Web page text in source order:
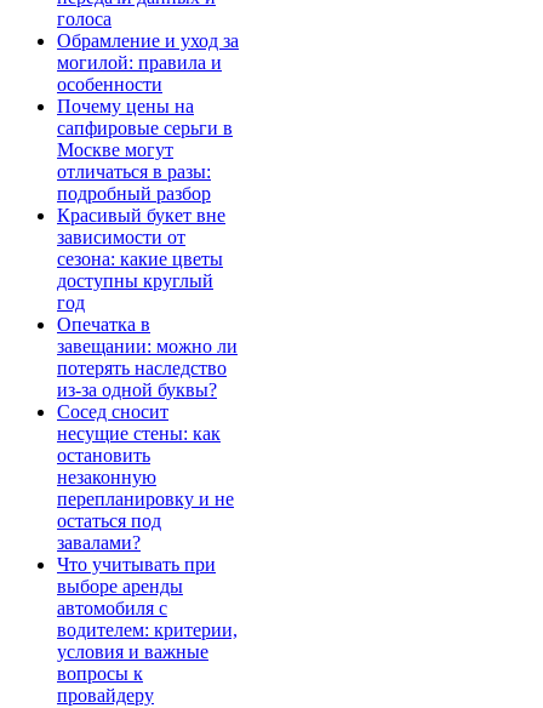
голоса
Обрамление и уход за
могилой: правила и
особенности
Почему цены на
сапфировые серьги в
Москве могут
отличаться в разы:
подробный разбор
Красивый букет вне
зависимости от
сезона: какие цветы
доступны круглый
год
Опечатка в
завещании: можно ли
потерять наследство
из-за одной буквы?
Сосед сносит
несущие стены: как
остановить
незаконную
перепланировку и не
остаться под
завалами?
Что учитывать при
выборе аренды
автомобиля с
водителем: критерии,
условия и важные
вопросы к
провайдеру